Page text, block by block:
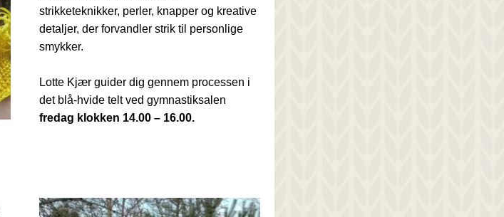
strikketeknikker, perler, knapper og kreative
detaljer, der forvandler strik til personlige
smykker.
Lotte Kjær guider dig gennem processen i
fredag klokken 14.00 – 16.00.